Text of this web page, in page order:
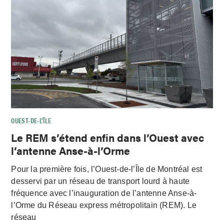
OUEST-DE-L’ÎLE
Le REM s’étend enfin dans l’Ouest avec
l’antenne Anse-à-l’Orme
Pour la première fois, l’Ouest-de-l’Île de Montréal est
desservi par un réseau de transport lourd à haute
fréquence avec l’inauguration de l’antenne Anse-à-
l’Orme du Réseau express métropolitain (REM). Le
réseau